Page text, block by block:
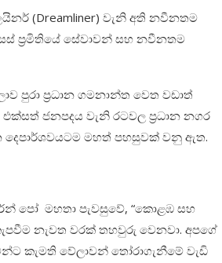
(Dreamliner) වැනි අති නවීනතම
ප්‍රමිතියේ සේවාවන් සහ නවීනතම
පුරා ප්‍රධාන ගමනාන්ත වෙත වඩාත්
ජනපදය වැනි රටවල ප්‍රධාන නගර
දෙපාර්ශවයටම මහත් පහසුවක් වනු ඇත.
පෝ මහතා පැවසුවේ, “කොළඹ සහ
නැවත වරක් තහවුරු වෙනවා. අපගේ
කැමති වේලාවන් තෝරාගැනීමේ වැඩි